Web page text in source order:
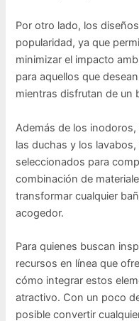
Por otro lado, los
popularidad, ya que
minimizar el impacto
para aquellos que
mientras disfrutan de un
Además de los
las duchas y los
seleccionados para
combinación de
transformar cualquier
acogedor.
Para quienes buscan
recursos en línea que
cómo integrar estos
atractivo. Con un poco
posible convertir